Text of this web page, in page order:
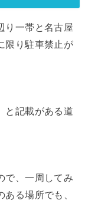
り一帯と名古屋
限り駐車禁止が
と記載がある道
で、一周してみ
る場所でも、